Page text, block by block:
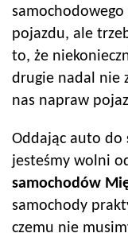
samochodowego
pojazdu, ale
to, że
drugie nadal nie
nas napraw
Oddając auto do
jesteśmy wolni
samochodów
samochody
czemu nie